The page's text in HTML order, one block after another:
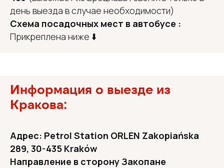
день выезда в случае необходимости)
Схема посадочных мест в автобусе :
Прикреплена ниже ⬇️
Информация о выезде из
Кракова:
Адрес: Petrol Station ORLEN Zakopiańska
289, 30-435 Kraków
Направление в сторону Закопане